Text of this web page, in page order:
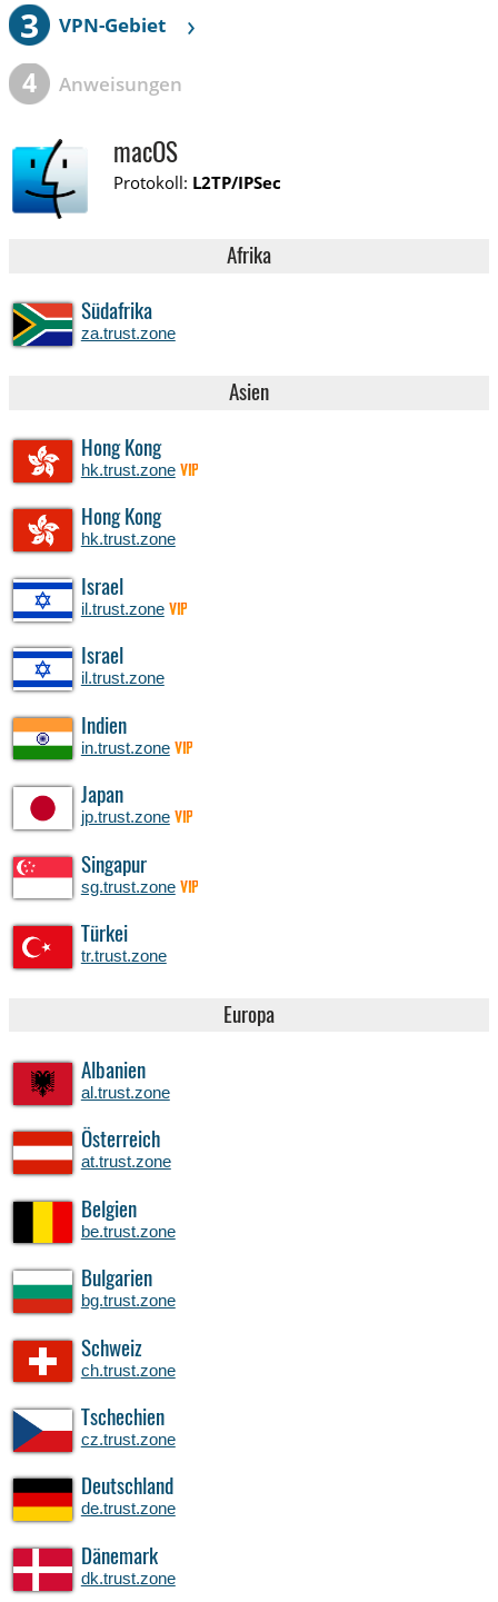
3 VPN-Gebiet ›
4 Anweisungen
macOS
Protokoll: L2TP/IPSec
Afrika
Südafrika
za.trust.zone
Asien
Hong Kong
hk.trust.zone VIP
Hong Kong
hk.trust.zone
Israel
il.trust.zone VIP
Israel
il.trust.zone
Indien
in.trust.zone VIP
Japan
jp.trust.zone VIP
Singapur
sg.trust.zone VIP
Türkei
tr.trust.zone
Europa
Albanien
al.trust.zone
Österreich
at.trust.zone
Belgien
be.trust.zone
Bulgarien
bg.trust.zone
Schweiz
ch.trust.zone
Tschechien
cz.trust.zone
Deutschland
de.trust.zone
Dänemark
dk.trust.zone